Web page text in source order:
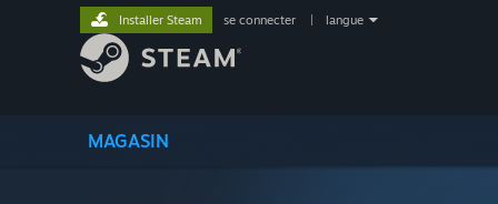
MAGASIN
Installer Steam se connecter langue